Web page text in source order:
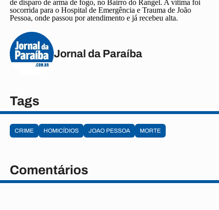
de disparo de arma de fogo, no Bairro do Rangel. A vítima foi
socorrida para o Hospital de Emergência e Trauma de João
Pessoa, onde passou por atendimento e já recebeu alta.
Jornal da Paraíba
Tags
CRIME HOMICÍDIOS JOAO PESSOA MORTE
Comentários